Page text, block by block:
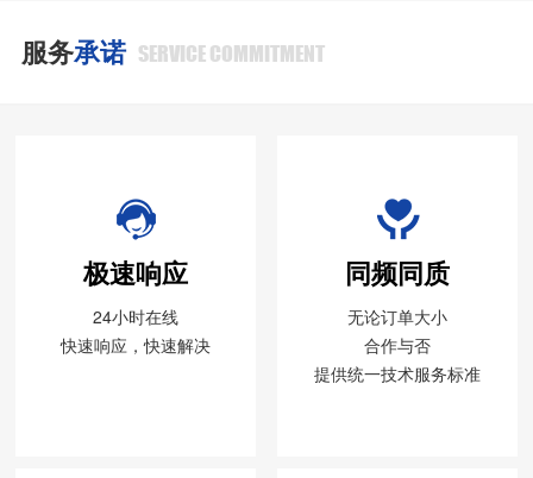
服务承诺 SERVICE COMMITMENT
极速响应
24小时在线
快速响应，快速解决
同频同质
无论订单大小
合作与否
提供统一技术服务标准